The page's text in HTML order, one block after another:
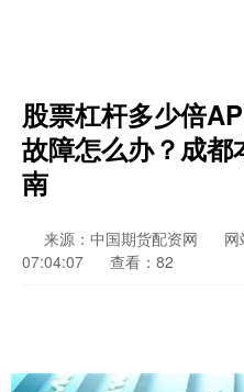
股票杠杆多少倍
故障怎么办？成
南
来源：中国期货配资网
07:04:07
查看：82